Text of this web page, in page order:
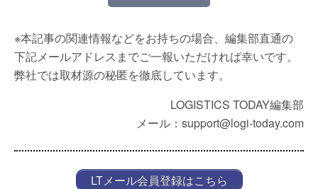
※本記事の関連情報などをお持ちの場合、編集部直通の
下記メールアドレスまでご一報いただければ幸いです。
弊社では取材源の秘匿を徹底しています。
LOGISTICS TODAY編集部
メール：support@logi-today.com
LTメール会員登録はこちら